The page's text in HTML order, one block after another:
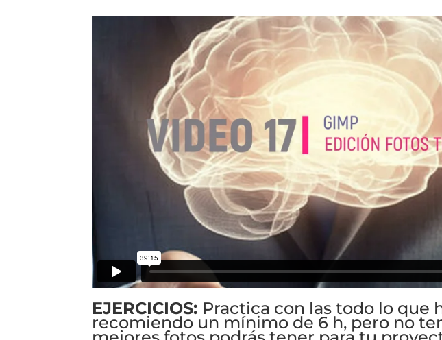
EJERCICIOS: Practica con las todo lo que
recomiendo un mínimo de 6 h, pero no